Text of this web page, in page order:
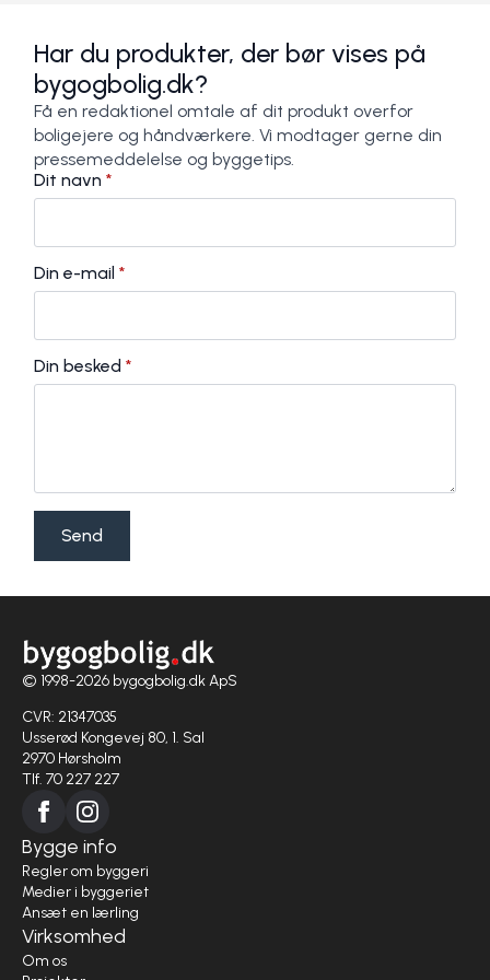
Har du produkter, der bør vises på
bygogbolig.dk?
Få en redaktionel omtale af dit produkt overfor
boligejere og håndværkere. Vi modtager gerne din
pressemeddelelse og byggetips.
Dit navn *
Din e-mail *
Din besked *
Send
© 1998-2026 bygogbolig.dk ApS
CVR: 21347035
Usserød Kongevej 80, 1. Sal
2970 Hørsholm
Tlf. 70 227 227
Bygge info
Regler om byggeri
Medier i byggeriet
Ansæt en lærling
Virksomhed
Om os